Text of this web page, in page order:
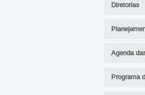
Diretorias
Agenda
Programa